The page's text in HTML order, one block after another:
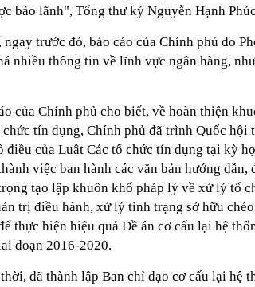
bảo lãnh", Tổng thư ký Nguyễn Hạnh
ngay trước đó, báo cáo của Chính phủ do
nhiều thông tin về lĩnh vực ngân hàng,
của Chính phủ cho biết, về hoàn thiện
chức tín dụng, Chính phủ đã trình Quốc hội
điều của Luật Các tổ chức tín dụng tại kỳ
việc ban hành các văn bản hướng
tạo lập khuôn khổ pháp lý về xử lý tổ
trị điều hành, xử lý tình trạng sở hữu
thực hiện hiệu quả Đề án cơ cấu lại hệ
đoạn 2016-2020.
đã thành lập Ban chỉ đạo cơ cấu lại hệ